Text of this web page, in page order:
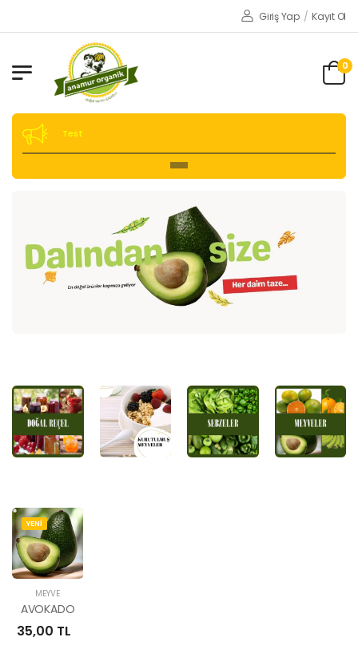
Giriş Yap / Kayıt Ol
0
Test
YENİ
MEYVE
AVOKADO
35,00 TL